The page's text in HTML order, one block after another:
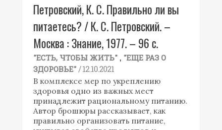
Петровский, К. С. Правильно ли вы
питаетесь? / К. С. Петровский. –
Москва : Знание, 1977. – 96 с.
"ЕСТЬ, ЧТОБЫ ЖИТЬ" , "ЕЩЕ РАЗ О
ЗДОРОВЬЕ" / 12.10.2021
В комплексе мер по укреплению
здоровья одно из важных мест
принадлежит рациональному питанию.
Автор брошюры рассказывает, как
правильно организовать питание,